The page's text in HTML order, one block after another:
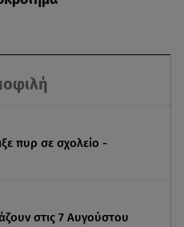
πυρ σε σχολείο -
στις 7 Αυγούστου